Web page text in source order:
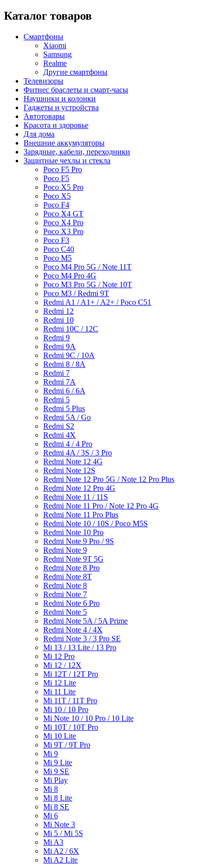
Каталог товаров
Смартфоны
Xiaomi
Samsung
Realme
Другие смартфоны
Телевизоры
Фитнес браслеты и смарт-часы
Наушники и колонки
Гаджеты и устройства
Автотовары
Красота и здоровье
Для дома
Внешние аккумуляторы
Зарядные, кабели, переходники
Защитные чехлы и стекла
Poco F5 Pro
Poco F5
Poco X5 Pro
Poco X5
Poco F4
Poco X4 GT
Poco X4 Pro
Poco X3 Pro
Poco F3
Poco C40
Poco M5
Poco M4 Pro 5G / Note 11T
Poco M4 Pro 4G
Poco M3 Pro 5G / Note 10T
Poco M3 / Redmi 9T
Redmi A1 / A1+ / A2+ / Poco C51
Redmi 12
Redmi 10
Redmi 10C / 12C
Redmi 9
Redmi 9A
Redmi 9C / 10A
Redmi 8 / 8A
Redmi 7
Redmi 7A
Redmi 6 / 6A
Redmi 5
Redmi 5 Plus
Redmi 5A / Go
Redmi S2
Redmi 4X
Redmi 4 / 4 Pro
Redmi 4A / 3S / 3 Pro
Redmi Note 12 4G
Redmi Note 12S
Redmi Note 12 Pro 5G / Note 12 Pro Plus
Redmi Note 12 Pro 4G
Redmi Note 11 / 11S
Redmi Note 11 Pro / Note 12 Pro 4G
Redmi Note 11 Pro Plus
Redmi Note 10 / 10S / Poco M5S
Redmi Note 10 Pro
Redmi Note 9 Pro / 9S
Redmi Note 9
Redmi Note 9T 5G
Redmi Note 8 Pro
Redmi Note 8T
Redmi Note 8
Redmi Note 7
Redmi Note 6 Pro
Redmi Note 5
Redmi Note 5A / 5A Prime
Redmi Note 4 / 4X
Redmi Note 3 / 3 Pro SE
Mi 13 / 13 Lite / 13 Pro
Mi 12 Pro
Mi 12 / 12X
Mi 12T / 12T Pro
Mi 12 Lite
Mi 11 Lite
Mi 11T / 11T Pro
Mi 10 / 10 Pro
Mi Note 10 / 10 Pro / 10 Lite
Mi 10T / 10T Pro
Mi 10 Lite
Mi 9T / 9T Pro
Mi 9
Mi 9 Lite
Mi 9 SE
Mi Play
Mi 8
Mi 8 Lite
Mi 8 SE
Mi 6
Mi Note 3
Mi 5 / Mi 5S
Mi A3
Mi A2 / 6X
Mi A2 Lite